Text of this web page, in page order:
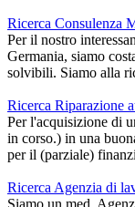
Ricerca Consulenza
Per il nostro
Germania, siamo
solvibili. Siamo alla
Ricerca Riparazione
Per l'acquisizione di
in corso.) in una
per il (parziale)
Ricerca Agenzia di
Siamo un med.